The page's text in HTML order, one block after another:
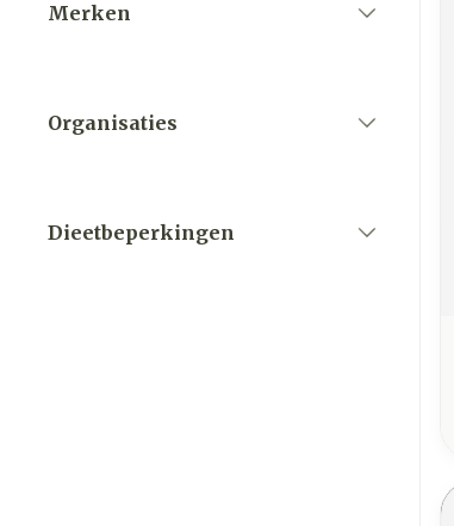
Merken
Organisaties
Dieetbeperkingen